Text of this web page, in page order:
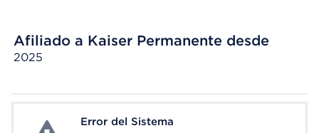
Afiliado a Kaiser Permanente desde
2025
System ErrorError del Sistema